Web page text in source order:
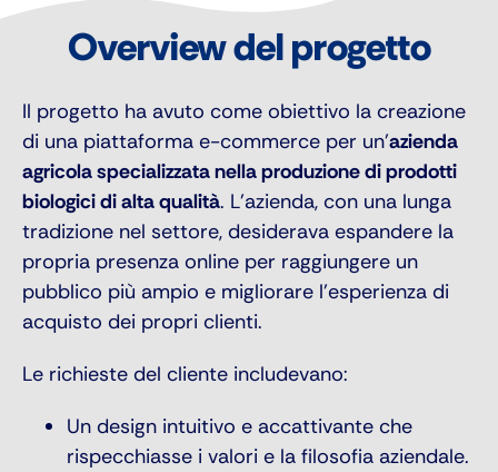
Overview del progetto
Il progetto ha avuto come obiettivo la creazione
di una piattaforma e-commerce per un’azienda
agricola specializzata nella produzione di prodotti
biologici di alta qualità. L’azienda, con una lunga
tradizione nel settore, desiderava espandere la
propria presenza online per raggiungere un
pubblico più ampio e migliorare l’esperienza di
acquisto dei propri clienti.
Le richieste del cliente includevano:
Un design intuitivo e accattivante che
rispecchiasse i valori e la filosofia aziendale.